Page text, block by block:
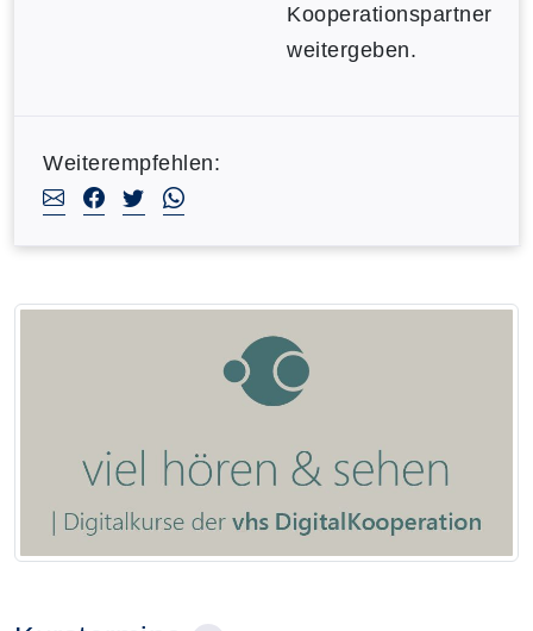
Kooperationspartner
weitergeben.
Weiterempfehlen: